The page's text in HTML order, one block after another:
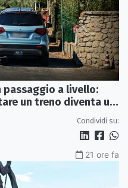
a livello:
un treno diventa un
Condividi su:
21 ore fa